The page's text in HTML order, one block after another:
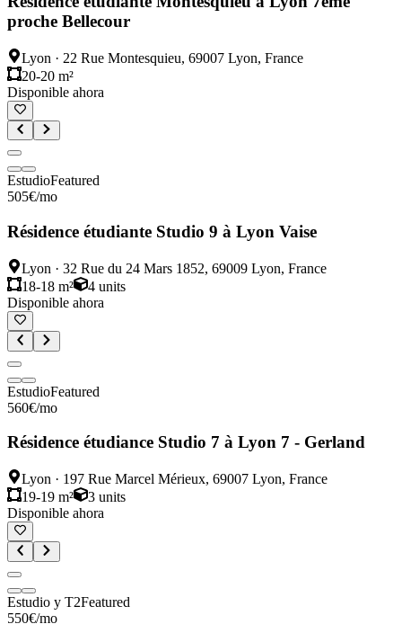
proche Bellecour
Lyon · 22 Rue Montesquieu, 69007 Lyon, France
20-20 m²
Disponible ahora
EstudioFeatured
505€/mo
Résidence étudiante Studio 9 à Lyon Vaise
Lyon · 32 Rue du 24 Mars 1852, 69009 Lyon, France
18-18 m²
4 units
Disponible ahora
EstudioFeatured
560€/mo
Résidence étudiance Studio 7 à Lyon 7 - Gerland
Lyon · 197 Rue Marcel Mérieux, 69007 Lyon, France
19-19 m²
3 units
Disponible ahora
Estudio y T2Featured
550€/mo